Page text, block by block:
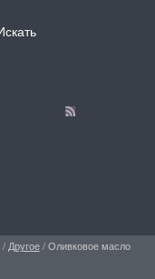
/ Другое/Оливковое масло